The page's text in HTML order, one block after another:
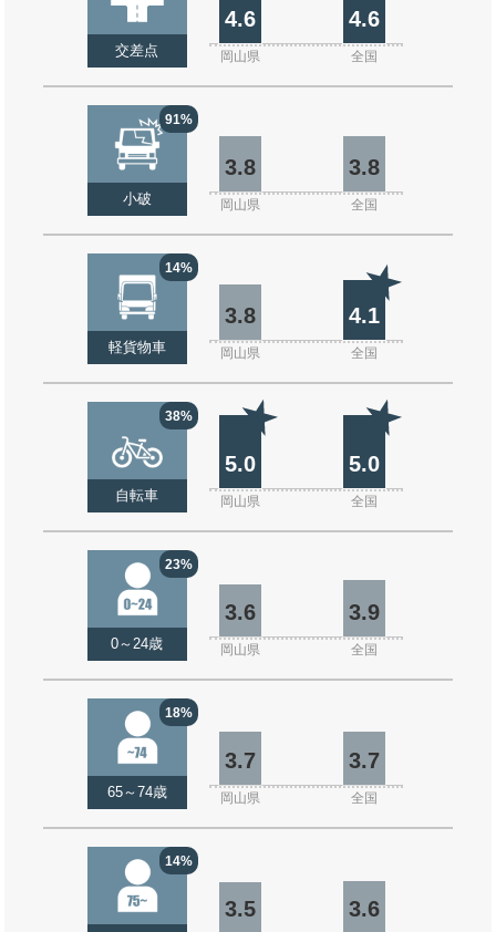
交差点
4.6 4.6
岡山県 全国
91%
小破
3.8 3.8
岡山県 全国
14%
軽貨物車
3.8 4.1
岡山県 全国
38%
自転車
5.0 5.0
岡山県 全国
23%
0～24歳
3.6 3.9
岡山県 全国
18%
65～74歳
3.7 3.7
岡山県 全国
14%
3.5 3.6